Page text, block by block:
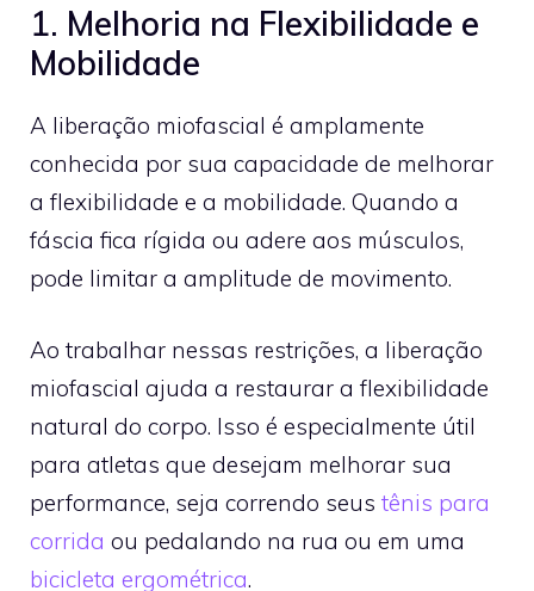
1. Melhoria na Flexibilidade e
Mobilidade
A liberação miofascial é amplamente
conhecida por sua capacidade de melhorar
a flexibilidade e a mobilidade. Quando a
fáscia fica rígida ou adere aos músculos,
pode limitar a amplitude de movimento.
Ao trabalhar nessas restrições, a liberação
miofascial ajuda a restaurar a flexibilidade
natural do corpo. Isso é especialmente útil
para atletas que desejam melhorar sua
performance, seja correndo seus tênis para
corrida ou pedalando na rua ou em uma
bicicleta ergométrica.